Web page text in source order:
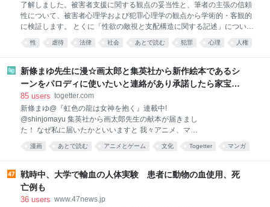
ます。 学校法人同志社の特別調査委員会による調査報
告書について、私が考えたことを3回に分けて書いて
います。 2回目は、この報告書が、最後まで解けなか
った問いについてです。 1回目記事：
了解しました。被害者支援に関する観点の妥当性と、筆者の主張の信頼
性について、被害者心理学および犯罪心理学の観点から学術的・客観的
に検証します。 とくに「性欲の敵視と支配構造に関する記述」について
も、心理学的・倫理的妥当性を含めて評価を行います。一般読者向けの
文体で、内容は厳密かつ丁寧に構成し、必要に応じて海外の信頼できる
す。 性被害に関する弁護士の視点を心理学・犯罪学から検証 序論
(Introduction) リンク先の記事「弁護士業務を通じて感じる、性被害の問
題」は、刑事弁護に携わる弁護士が自身の業務を通じて感じた性犯罪被
に遭った女性の心の傷に寄り添い、社会の在り方や加害者の背景にも踏
み込んだ考察を述べています。本稿では、この筆者の立場・視点が被害
者心理学およ
性 虐待 法律 社会 あとで読む 犯罪 心理 人権
新條まゆ先生に漫☆画太郎と集英社から新作絵本であるシ
ーンをパロディに使いたいと連絡があり承諾したら家宝レ
ベルのとんでもないものが届いた
85 users togetter.com
新條まゆ@『虹色の龍は女神を抱く』連載中!
@shinjomayu 集英社から画太郎先生の献本が届きまし
た！ なぜ私に届いたかといいますと 我々アニメ、マン
ガ業界で、オマージュに対してピリピリした空気が漂
ってしまった残念な昨今、 めちゃくちゃ気を使ってく
ロディを許可していただきたいとのご連絡がありまし
た！ 私はもう、光栄で光栄で、もしも本になったら 棺
桶に入れてもらうアイテムにしたいと考えてました。
漫画 あとで読む アニメとゲーム 文化 Togetter マンガ
戦時中、大学で輸血の人体実験 患者に動物の血使用、死
亡例も
36 users www.47news.jp